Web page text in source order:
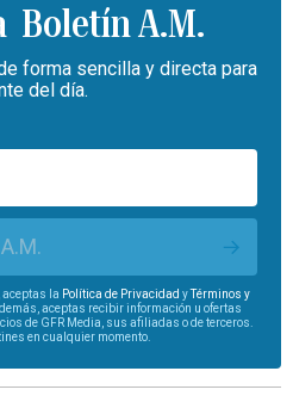
Boletín A.M.
forma sencilla y directa para
del día.
aceptas la Política de Privacidad yTérminos y
aceptas recibir información u ofertas
de GFR Media, sus afiliadas o de terceros.
en cualquier momento.